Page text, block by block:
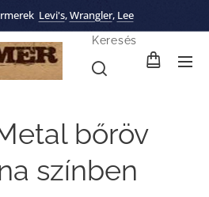
Levi's,Wrangler, Lee
Keresés
bőröv
színben